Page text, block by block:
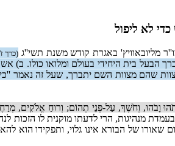
לא ליפול
מליובאוויץ' באגרת קודש משנת תשי''ג (כרך
בית היחידי בעולם ומלואו כולו. ב)
שהם מצוות השם יתברך, שעל זה נאמר
וָבֹהוּ, וְחֹשֶׁךְ, עַל-פְּנֵי תְהוֹם; וְרוּחַ אֱלֹקִים,
מנהיגות, הרי לדעתו מוקנית לו הזכות
של הבורא אינו גלוי, ותפקידו הוא